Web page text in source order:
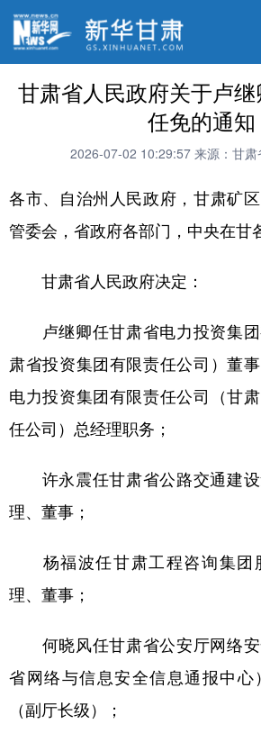
甘肃省人民政府关于卢
任免的通知
2026-07-02 10:29:57 来源：甘
各市、自治州人民政府，甘肃矿
管委会，省政府各部门，中央在甘
甘肃省人民政府决定：
卢继卿任甘肃省电力投资集团
肃省投资集团有限责任公司）董
电力投资集团有限责任公司（甘
任公司）总经理职务；
许永震任甘肃省公路交通建设
理、董事；
杨福波任甘肃工程咨询集团
理、董事；
何晓风任甘肃省公安厅网络安
省网络与信息安全信息通报中心
（副厅长级）；